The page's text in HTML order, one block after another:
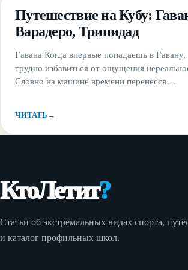
ГАЙД
Путешествие на Кубу:
Варадеро, Тринидад
Гавана Когда впервые попадаешь в Гавану,
трудно избавиться от ощущения
Словно на машине времени перенесся
защищает&#8230;
ЧИТАТЬ →
КтоЛетит?
Статьи об экстремальных видах спорта,
и каталог профильных школ.